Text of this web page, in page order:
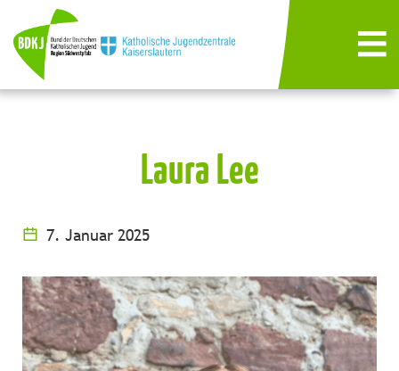
Laura Lee
7. Januar 2025